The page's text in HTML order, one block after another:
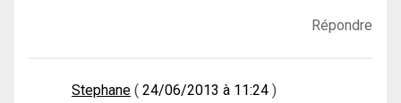
Répondre
Stephane 24/06/2013 à 11:24